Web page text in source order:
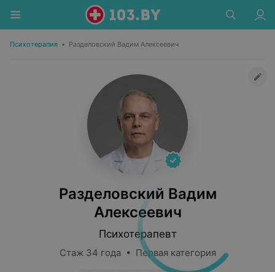
Психотерапия • Разделовский Вадим Алексеевич
Разделовский Вадим
Алексеевич
Психотерапевт
Стаж 34 года • Первая категория